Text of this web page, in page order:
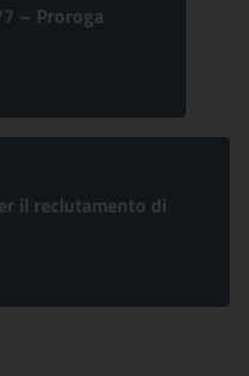
– Proroga
il reclutamento di